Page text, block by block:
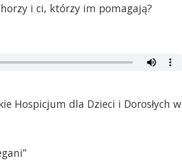
i ci, którzy im pomagają?
Hospicjum dla Dzieci i Dorosłych w